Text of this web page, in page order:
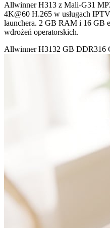
Allwinner H313 z Mali-G31
4K@60 H.265 w usługach
launchera. 2 GB RAM i 16 GB
wdrożeń operatorskich.
Allwinner H3132 GB DDR316